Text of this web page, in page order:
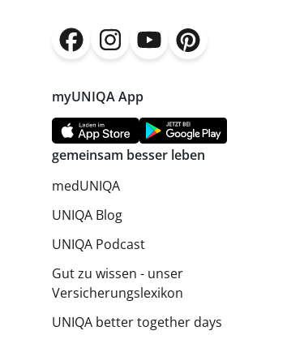
myUNIQA App
gemeinsam besser leben
medUNIQA
UNIQA Blog
UNIQA Podcast
Gut zu wissen - unser
Versicherungslexikon
UNIQA better together days